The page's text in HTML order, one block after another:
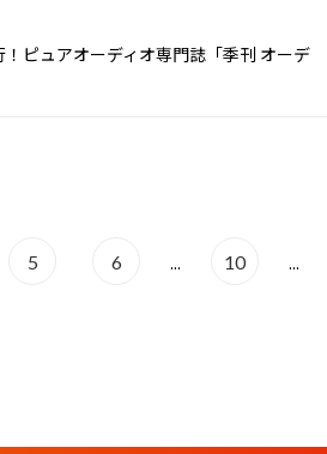
ピュアオーディオ専門誌「季刊 オーデ
5 6 ... 10 ...